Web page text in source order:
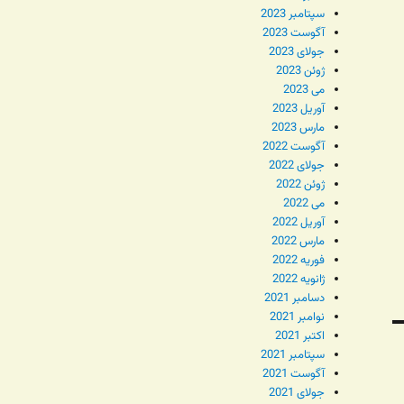
سپتامبر 2023
آگوست 2023
جولای 2023
ژوئن 2023
می 2023
آوریل 2023
مارس 2023
آگوست 2022
جولای 2022
ژوئن 2022
می 2022
آوریل 2022
مارس 2022
فوریه 2022
ژانویه 2022
دسامبر 2021
نوامبر 2021
اکتبر 2021
سپتامبر 2021
آگوست 2021
جولای 2021